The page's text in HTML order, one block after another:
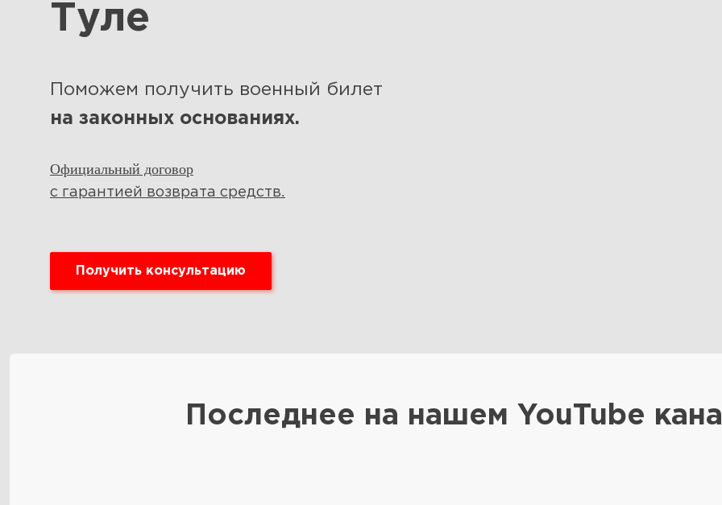
Туле
Поможем получить военный билет
на законных основаниях.
Официальный договор
с гарантией возврата средств.
Получить консультацию
Последнее на нашем YouTube